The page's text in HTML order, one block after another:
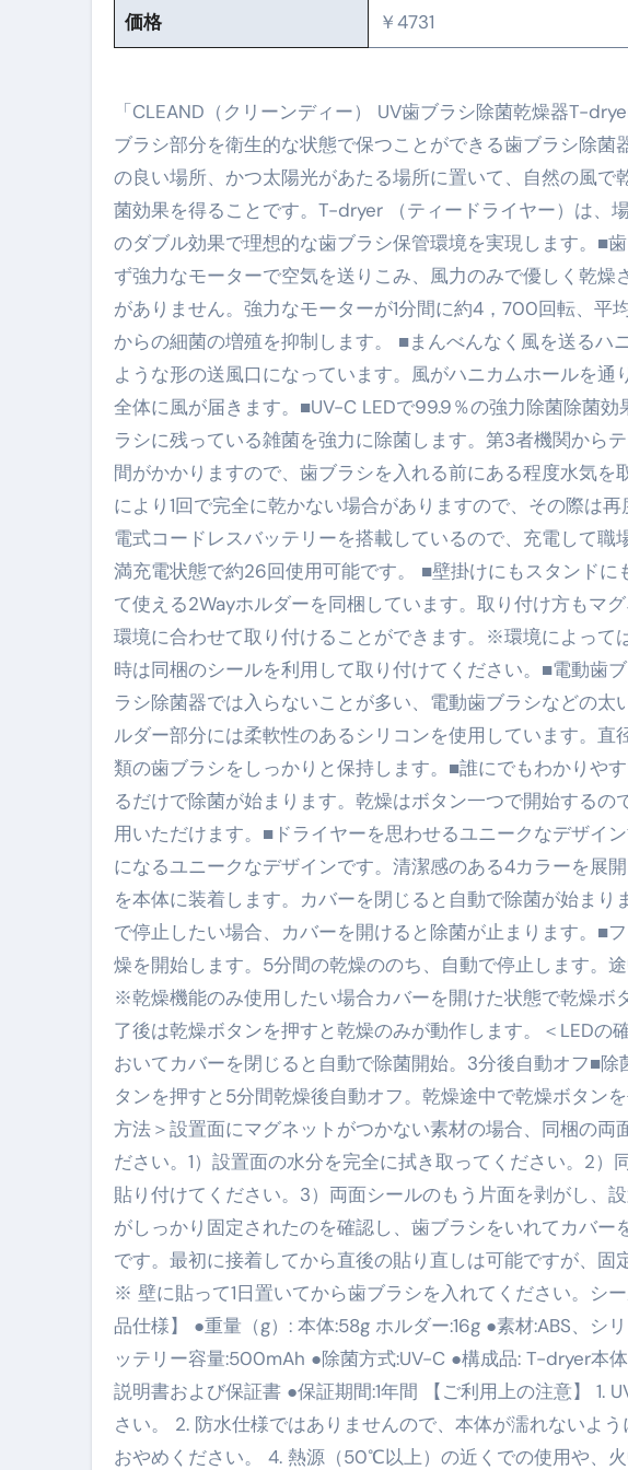
アーモンドを毎日食べたらどうなるの？①【
【ひろゆき】借金1億円あります 返済か、自己
弁護士解説【詐欺被害】警察に行っても返金され
5キロ痩せる簡単な方法
ムームードメイン 2月のおすすめドメイン特集
FRONTIER スーパーセール2026 完全攻略ガイ
なくす不安と消える恐怖をゼロにする時代へ
使った分だけ支払う、いちばん賢いスマホ代。
英語が「聞こえる・分かる・話せる」に変わる
【海外ツアー完全ガイド】アジア最安1万円台＆
新春スペシャルセール完全ガイド：国内航空券
【ムームードメイン】 【.site】今注目のドメイ
梅干しを毎日食べたらどうなるの？①【30秒で
ブルーベリーを毎日食べたらどうなるの？②【
バナナを毎日食べたらどうなるの？①【30秒
筋トレせずにプロテインを飲み続けたらどうな
ドメイン取得からホームページ完成まで。ムー
かいまき（掻巻き）超完全ガイド｜“着る布団”
【最新版】掛け布団の選び方“完全攻略”｜シン
【アシストステッパー】ハンドル付き・筋力ア
【2026年最新保存版】エアトリ超新春セール＆
コロナウイルス完全解説ガイド ― 正しく知るこ
「3秒で整う、新しい栄養補給」 飲むミスト（
クリスマスの魔法で、心と未来を彩る方法――
磁気ネックレスは「首に着けるだけ」じゃない
【最新】手袋の選び方 完全ガイド｜スマホ対応
電気カミソリ完全ガイド｜深剃り・肌へのやさ
補聴器の選び方 完全ガイド｜集音器との違い・
失敗しない「爪切り」完全ガイド：高級クリッ
失敗しない「カニ」完全ガイド：ズワイ・タラ
松前漬とは何か──北海道の海と暮らしが生んだ“
スイーツ完全ガイド ― 人生を少しだけ甘くする
「地震は突然、備えは今日から。」防災意識を
価格 ￥4731
「CLEAND（クリーンディー） UV歯ブラシ除菌乾燥器T-
ブラシ部分を衛生的な状態で保つことができる歯ブラシ除
の良い場所、かつ太陽光があたる場所に置いて、自然の風
菌効果を得ることです。T-dryer （ティードライヤー）は、
のダブル効果で理想的な歯ブラシ保管環境を実現します。■
ず強力なモーターで空気を送りこみ、風力のみで優しく乾
がありません。強力なモーターが1分間に約4，700回転、平
からの細菌の増殖を抑制します。 ■まんべんなく風を送るハ
ような形の送風口になっています。風がハニカムホールを
全体に風が届きます。■UV-C LEDで99.9％の強力除菌除菌
ラシに残っている雑菌を強力に除菌します。第3者機関から
間がかかりますので、歯ブラシを入れる前にある程度水気
により1回で完全に乾かない場合がありますので、その際は
電式コードレスバッテリーを搭載しているので、充電して職
満充電状態で約26回使用可能です。 ■壁掛けにもスタンド
て使える2Wayホルダーを同梱しています。取り付け方もマ
環境に合わせて取り付けることができます。※環境によって
時は同梱のシールを利用して取り付けてください。■電動歯
ラシ除菌器では入らないことが多い、電動歯ブラシなどの
ルダー部分には柔軟性のあるシリコンを使用しています。直
類の歯ブラシをしっかりと保持します。■誰にでもわかりや
るだけで除菌が始まります。乾燥はボタン一つで開始する
用いただけます。■ドライヤーを思わせるユニークなデザイ
になるユニークなデザインです。清潔感のある4カラーを展
を本体に装着します。カバーを閉じると自動で除菌が始ま
で停止したい場合、カバーを開けると除菌が止まります。■
燥を開始します。5分間の乾燥ののち、自動で停止します。
※乾燥機能のみ使用したい場合カバーを開けた状態で乾燥ボ
了後は乾燥ボタンを押すと乾燥のみが動作します。＜LEDの
おいてカバーを閉じると自動で除菌開始。3分後自動オフ■
タンを押すと5分間乾燥後自動オフ。乾燥途中で乾燥ボタン
方法＞設置面にマグネットがつかない素材の場合、同梱の両
ださい。1）設置面の水分を完全に拭き取ってください。2
貼り付けてください。3）両面シールのもう片面を剥がし、
がしっかり固定されたのを確認し、歯ブラシをいれてカバ
です。最初に接着してから直後の貼り直しは可能ですが、固
※ 壁に貼って1日置いてから歯ブラシを入れてください。シ
品仕様】 ●重量（g）: 本体:58g ホルダー:16g ●素材:ABS、
ッテリー容量:500mAh ●除菌方式:UV-C ●構成品: T-dryer本
説明書および保証書 ●保証期間:1年間 【ご利用上の注意】 1.
さい。 2. 防水仕様ではありませんので、本体が濡れないよ
おやめください。 4. 熱源（50℃以上）の近くでの使用や、